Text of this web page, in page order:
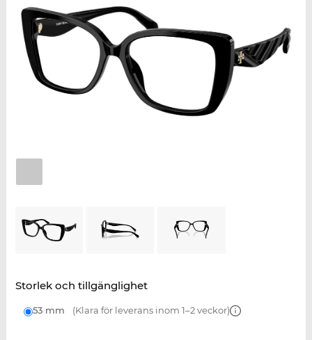
Storlek och tillgänglighet
53 mm (Klara för leverans inom 1–2 veckor)